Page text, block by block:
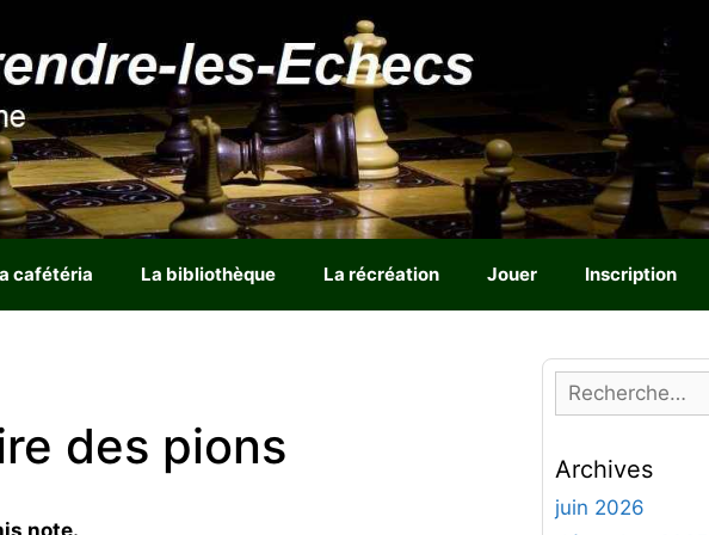
cafétéria La bibliothèque La récréation Jouer Inscription
des pions
note.
e
h
e
Archives
juin 2026